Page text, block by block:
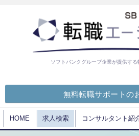
ソフトバンクグループ企業が提供する
無料転職サポートの
HOME 求人検索 コンサルタント紹